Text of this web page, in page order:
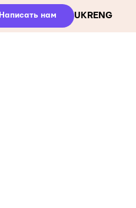
Написать нам UKR ENG